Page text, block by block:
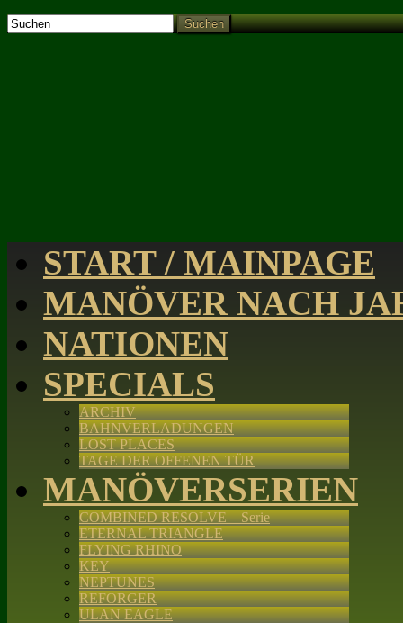
Suchen
START / MAINPAGE
MANÖVER NACH
NATIONEN
SPECIALS
ARCHIV
BAHNVERLADUNGEN
LOST PLACES
TAGE DER OFFENEN TÜR
MANÖVERSERIEN
COMBINED RESOLVE – Serie
ETERNAL TRIANGLE
FLYING RHINO
KEY
NEPTUNES
REFORGER
ULAN EAGLE